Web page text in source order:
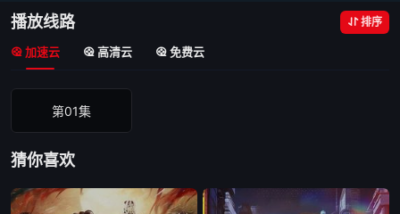
播放线路 排序
加速云 高清云 免费云
第01集
猜你喜欢